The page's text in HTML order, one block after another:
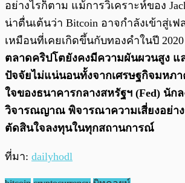
อย่างไรก็ตาม แม้การวิเคราะห์ของ
น่าตื่นเต้นว่า Bitcoin อาจกำลังเข้าสู่เ
เหมือนที่เคยเกิดขึ้นกับทองคำในปี
ตลาดคริปโตยังคงมีความผันผวนสูง แ
ปัจจัยไม่แน่นอนทั้งจากเศรษฐกิจมหภ
ใจของธนาคารกลางสหรัฐฯ (Fed) นัก
วิจารณญาณ พิจารณาความเสี่ยงอย่า
ตัดสินใจลงทุนในทุกสถานการณ์
ที่มา: dailyhodl